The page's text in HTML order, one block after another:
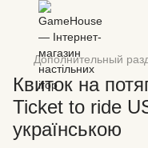
Дополнительный
Квиток на
Ticket to ride
українською